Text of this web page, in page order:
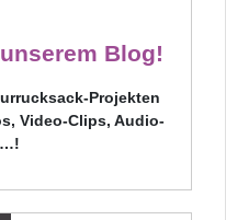
Blog!
Projekten
Video-Clips, Audio-